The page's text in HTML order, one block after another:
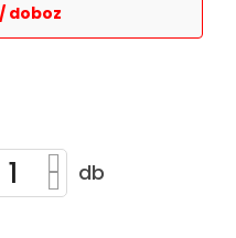
doboz
db